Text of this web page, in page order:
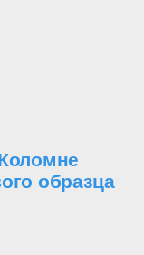
образца